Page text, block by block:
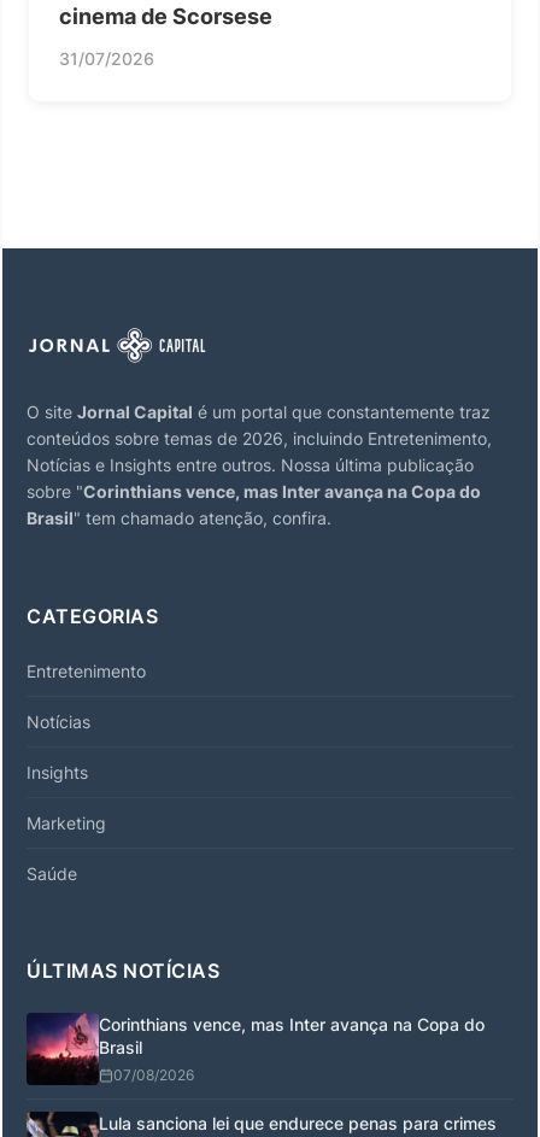
cinema de Scorsese
31/07/2026
O site Jornal Capital é um portal que constantemente traz
conteúdos sobre temas de 2026, incluindo Entretenimento,
Notícias e Insights entre outros. Nossa última publicação
sobre "Corinthians vence, mas Inter avança na Copa do
Brasil" tem chamado atenção, confira.
CATEGORIAS
Entretenimento
Notícias
Insights
Marketing
Saúde
ÚLTIMAS NOTÍCIAS
Corinthians vence, mas Inter avança na Copa do
Brasil
07/08/2026
Lula sanciona lei que endurece penas para crimes